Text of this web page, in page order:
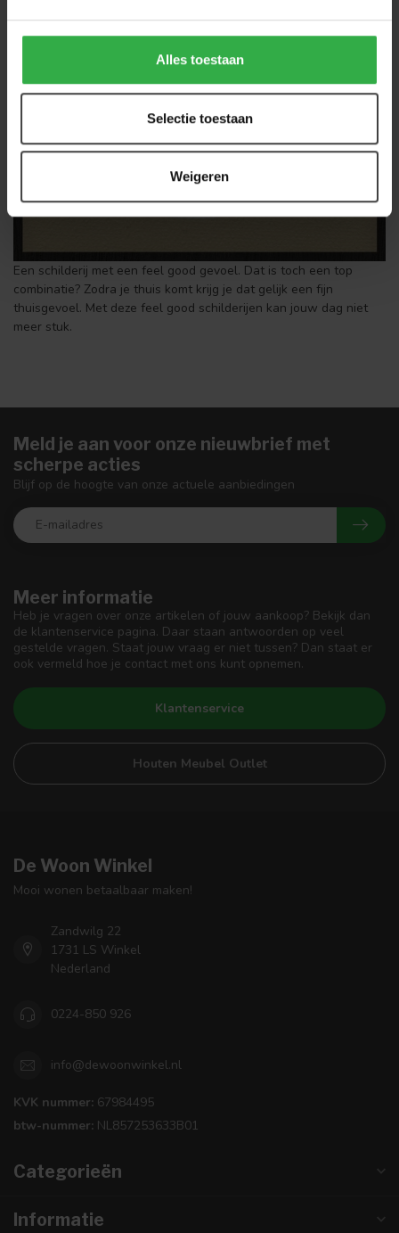
Alles toestaan
Selectie toestaan
Weigeren
Een schilderij met een feel good gevoel. Dat is toch een top
combinatie? Zodra je thuis komt krijg je dat gelijk een fijn
thuisgevoel. Met deze feel good schilderijen kan jouw dag niet
meer stuk.
Meer informatie
Heb je vragen over onze artikelen of jouw aankoop? Bekijk dan
de klantenservice pagina. Daar staan antwoorden op veel
gestelde vragen. Staat jouw vraag er niet tussen? Dan staat er
ook vermeld hoe je contact met ons kunt opnemen.
Klantenservice
Houten Meubel Outlet
Meld je aan voor onze nieuwbrief met
scherpe acties
Blijf op de hoogte van onze actuele aanbiedingen
De Woon Winkel
Mooi wonen betaalbaar maken!
Zandwilg 22
1731 LS Winkel
Nederland
0224-850 926
info@dewoonwinkel.nl
KVK nummer: 67984495
btw-nummer: NL857253633B01
Categorieën
Informatie